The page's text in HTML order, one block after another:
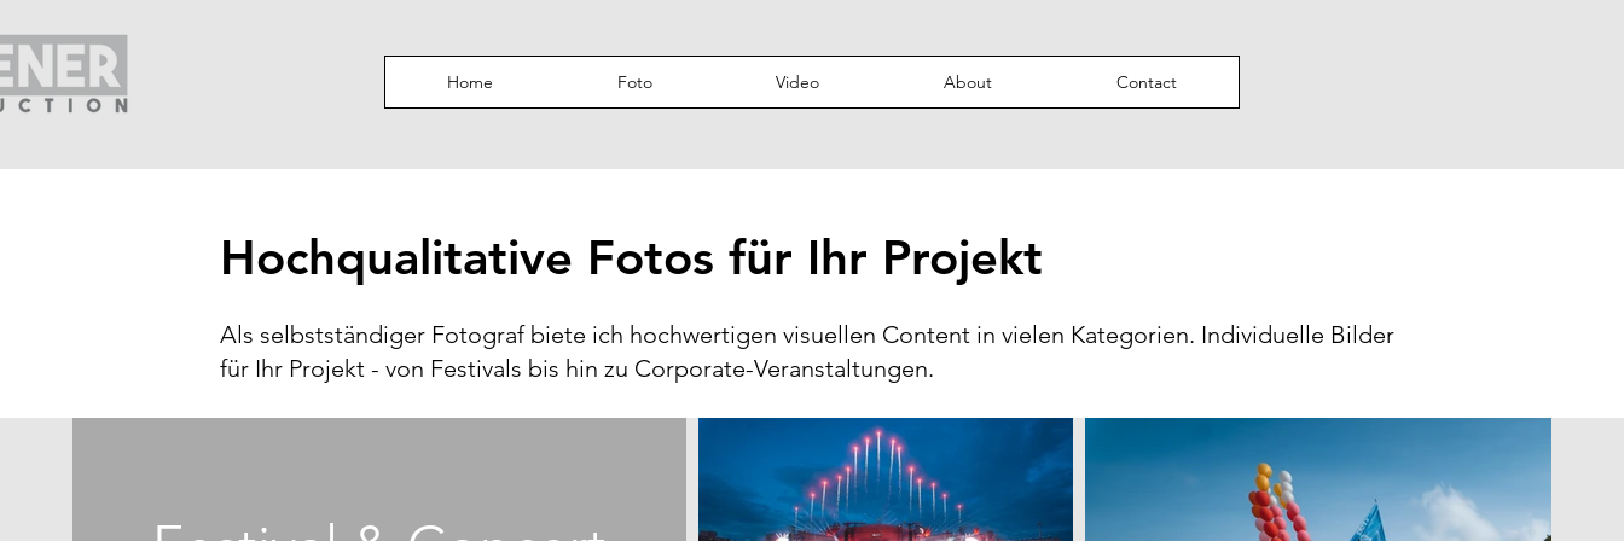
Home Foto Video About Contact
Hochqualitative Fotos für Ihr Projekt
Als selbstständiger Fotograf biete ich hochwertigen visuellen Content in vielen Kategorien. Individuelle Bilder
für Ihr Projekt - von Festivals bis hin zu Corporate-Veranstaltungen.